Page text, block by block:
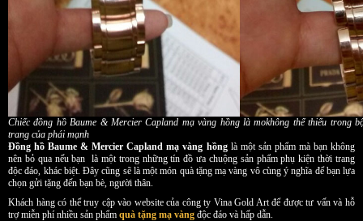
Chiếc đồng hồ Baume & Mercier Capland mạ vàng hồng là mokhông thể thiếu trong
trang của phái mạnh
Đồng hồ Baume & Mercier Capland mạ vàng hồng là một sản phẩm mà bạn không
nên bỏ qua nếu bạn là một trong những tín đồ ưa chuộng sản phẩm phụ kiện thời trang
độc đáo, khác biệt. Đây cũng sẽ là một món quà tặng mạ vàng vô cùng ý nghĩa để bạn lựa
chọn gửi tặng đến bạn bè, người thân.
Khách hàng có thể truy cập vào website của công ty Vina Gold Art để được tư vấn và hỗ
trợ miễn phí nhiều sản phẩm quà tặng mạ vàng độc đáo và hấp dẫn.